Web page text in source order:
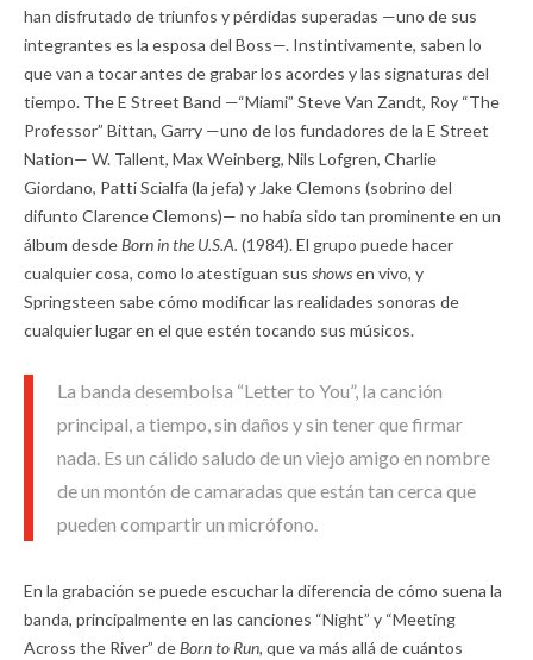
han disfrutado de triunfos y pérdidas superadas —uno de sus
integrantes es la esposa del Boss—. Instintivamente, saben lo
que van a tocar antes de grabar los acordes y las signaturas del
tiempo. The E Street Band —“Miami” Steve Van Zandt, Roy “The
Professor” Bittan, Garry —uno de los fundadores de la E Street
Nation— W. Tallent, Max Weinberg, Nils Lofgren, Charlie
Giordano, Patti Scialfa (la jefa) y Jake Clemons (sobrino del
difunto Clarence Clemons)— no había sido tan prominente en un
álbum desdeBorn in the U.S.A. (1984). El grupo puede hacer
cualquier cosa, como lo atestiguan sus showsen vivo, y
Springsteen sabe cómo modificar las realidades sonoras de
cualquier lugar en el que estén tocando sus músicos.
La banda desembolsa “Letter to You”, la canción
principal, a tiempo, sin daños y sin tener que firmar
nada. Es un cálido saludo de un viejo amigo en nombre
de un montón de camaradas que están tan cerca que
pueden compartir un micrófono.
En la grabación se puede escuchar la diferencia de cómo suena la
banda, principalmente en las canciones “Night” y “Meeting
Across the River” deBorn to Run, que va más allá de cuántos